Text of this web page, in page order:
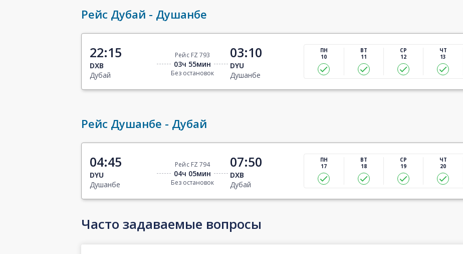
Рейс Дубай - Душанбе
22:15
DXB
Дубай
Рейс FZ 793
03ч 55мин
Без остановок
03:10
DYU
Душанбе
ПН
10
ВТ
11
СР
12
ЧТ
13
Рейс Душанбе - Дубай
04:45
DYU
Душанбе
Рейс FZ 794
04ч 05мин
Без остановок
07:50
DXB
Дубай
ПН
17
ВТ
18
СР
19
ЧТ
20
Часто задаваемые вопросы